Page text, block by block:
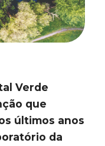
Verde
que
últimos anos
da